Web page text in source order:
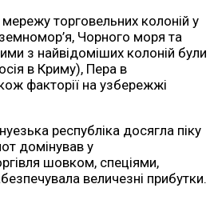
торговельних колоній у
Чорного моря та
з найвідоміших колоній були
в Криму), Пера в
факторії на узбережжі
республіка досягла піку
домінував у
шовком, спеціями,
величезні прибутки.